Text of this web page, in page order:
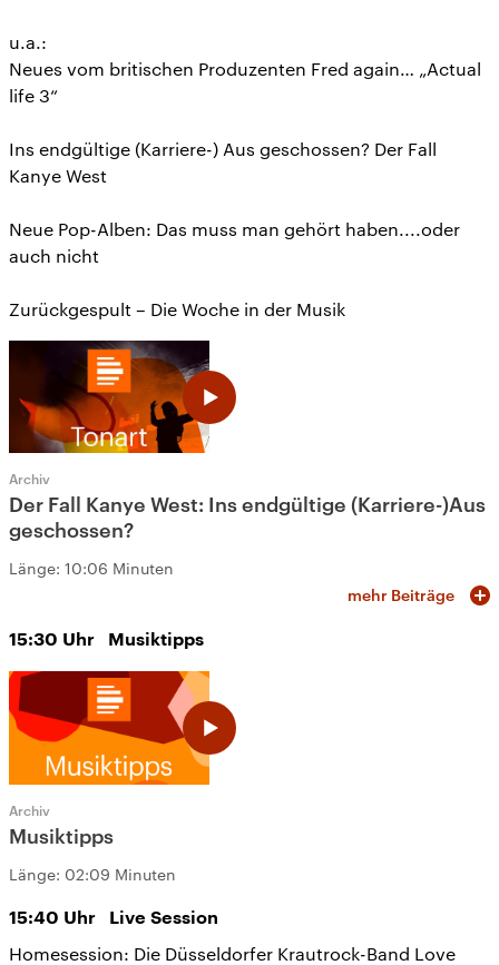
u.a.:
Neues vom britischen Produzenten Fred again… „Actual
life 3“
Ins endgültige (Karriere-) Aus geschossen? Der Fall
Kanye West
Neue Pop-Alben: Das muss man gehört haben....oder
auch nicht
Zurückgespult – Die Woche in der Musik
Archiv
Der Fall Kanye West: Ins endgültige (Karriere-)Aus
geschossen?
Länge: 10:06 Minuten
mehr Beiträge
15:30 Uhr Musiktipps
Archiv
Musiktipps
Länge: 02:09 Minuten
15:40 Uhr Live Session
Homesession: Die Düsseldorfer Krautrock-Band Love